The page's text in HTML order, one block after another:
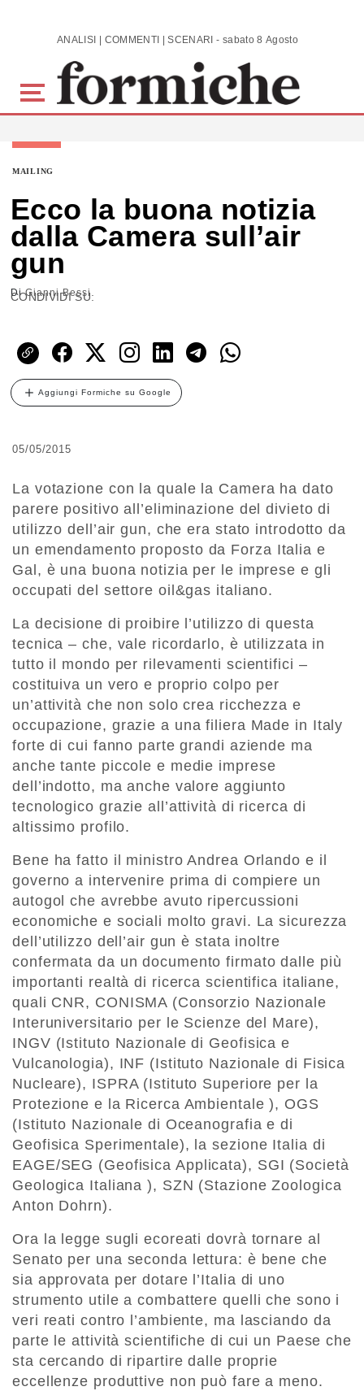
Skip to main content ANALISI | COMMENTI | SCENARI - sabato 8 Agosto 2026
MAILING
Ecco la buona notizia
dalla Camera sull’air
gun
DiGianni Bessi
CONDIVIDI SU:
Aggiungi Formiche su Google
05/05/2015
La votazione con la quale la Camera ha dato
parere positivo all’eliminazione del divieto di
utilizzo dell’air gun, che era stato introdotto da
un emendamento proposto da Forza Italia e
Gal, è una buona notizia per le imprese e gli
occupati del settore oil&gas italiano.
La decisione di proibire l’utilizzo di questa
tecnica – che, vale ricordarlo, è utilizzata in
tutto il mondo per rilevamenti scientifici –
costituiva un vero e proprio colpo per
un’attività che non solo crea ricchezza e
occupazione, grazie a una filiera Made in Italy
forte di cui fanno parte grandi aziende ma
anche tante piccole e medie imprese
dell’indotto, ma anche valore aggiunto
tecnologico grazie all’attività di ricerca di
altissimo profilo.
Bene ha fatto il ministro Andrea Orlando e il
governo a intervenire prima di compiere un
autogol che avrebbe avuto ripercussioni
economiche e sociali molto gravi. La sicurezza
dell’utilizzo dell’air gun è stata inoltre
confermata da un documento firmato dalle più
importanti realtà di ricerca scientifica italiane,
quali CNR, CONISMA (Consorzio Nazionale
Interuniversitario per le Scienze del Mare),
INGV (Istituto Nazionale di Geofisica e
Vulcanologia), INF (Istituto Nazionale di Fisica
Nucleare), ISPRA (Istituto Superiore per la
Protezione e la Ricerca Ambientale ), OGS
(Istituto Nazionale di Oceanografia e di
Geofisica Sperimentale), la sezione Italia di
EAGE/SEG (Geofisica Applicata), SGI (Società
Geologica Italiana ), SZN (Stazione Zoologica
Anton Dohrn).
Ora la legge sugli ecoreati dovrà tornare al
Senato per una seconda lettura: è bene che
sia approvata per dotare l’Italia di uno
strumento utile a combattere quelli che sono i
veri reati contro l’ambiente, ma lasciando da
parte le attività scientifiche di cui un Paese che
sta cercando di ripartire dalle proprie
eccellenze produttive non può fare a meno.